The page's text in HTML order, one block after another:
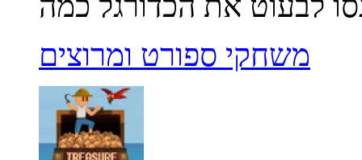
משחקי ספורט ומרוצים